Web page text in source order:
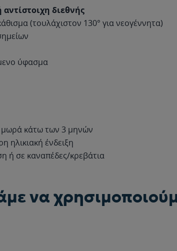
αντίστοιχη διεθνής
(τουλάχιστον 130° για νεογέννητα)
ύφασμα
μωρά κάτω των 3 μηνών
ηλικιακή ένδειξη
ή σε καναπέδες/κρεβάτια
να